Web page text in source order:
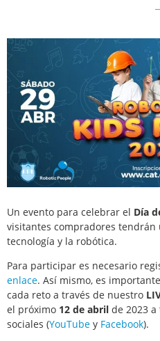
Un evento para celebrar el Día
visitantes compradores
tecnología y la robótica.
Para participar es necesario
enlace. Así mismo, es
cada reto a través de nuestro
el próximo 12 de abril de 2023
sociales (YouTube y Facebook).